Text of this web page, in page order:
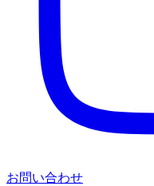
お問い合わせ